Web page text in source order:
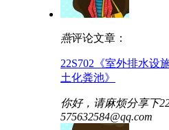
燕评论文章：
22S702《室外排水
土化粪池》
你好，请麻烦分享下
575632584@qq.com